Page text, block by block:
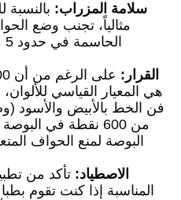
سلامة المزراب: بالنسبة
مثالياً، تجنب وضع
القرار:
هي المعيار القياسي
فن الخط بالأبيض والأسود
البوصة لمنع الحواف
الاصطياد: تأكد من
المناسبة إذا كنت تقوم